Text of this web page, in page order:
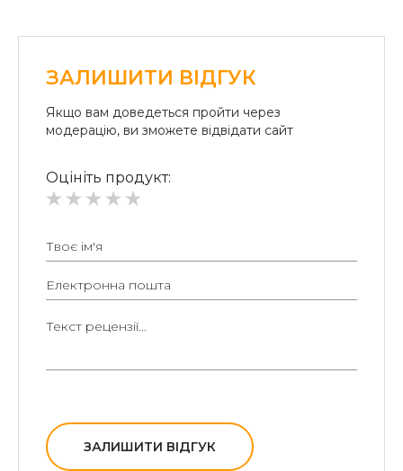
ЗАЛИШИТИ ВІДГУК
Якщо вам доведеться пройти через
модерацію, ви зможете відвідати сайт
Оцініть продукт:
ЗАЛИШИТИ ВІДГУК